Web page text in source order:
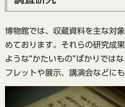
博物館では、収蔵資料を主な対
めております。それらの研究成
ような“かたいもの”ばかりでは
フレットや展示、講演会などに